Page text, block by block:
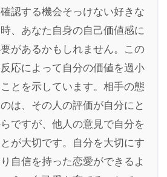
認する機会そっけない好きな
、あなた自身の自己価値感に
があるかもしれません。この
応によって自分の価値を過小
とを示しています。相手の態
は、その人の評価が自分にと
ですが、他人の意見で自分を
が大切です。自分を大切にす
自信を持った恋愛ができるよ